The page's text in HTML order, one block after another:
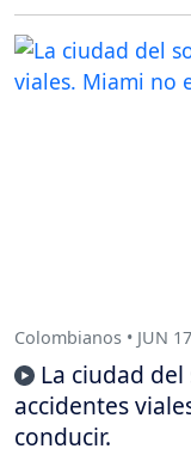
Colombianos • JUN
La ciudad
accidentes
conducir.